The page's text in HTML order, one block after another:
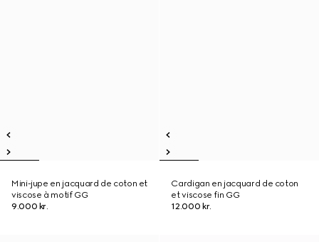
Mini-jupe en jacquard de coton et
viscose à motif GG
9.000 kr.
Cardigan en jacquard de coton
et viscose fin GG
12.000 kr.